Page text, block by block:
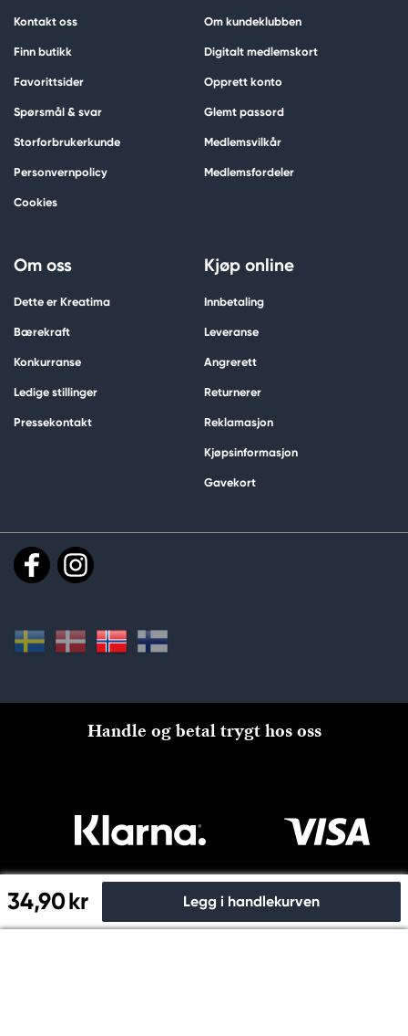
34,90 kr Legg i handlekurven
Kontakt oss
Finn butikk
Favorittsider
Spørsmål & svar
Storforbrukerkunde
Personvernpolicy
Cookies
Om kundeklubben
Digitalt medlemskort
Opprett konto
Glemt passord
Medlemsvilkår
Medlemsfordeler
Om oss
Dette er Kreatima
Bærekraft
Konkurranse
Ledige stillinger
Pressekontakt
Kjøp online
Innbetaling
Leveranse
Angrerett
Returnerer
Reklamasjon
Kjøpsinformasjon
Gavekort
Handle og betal trygt hos oss